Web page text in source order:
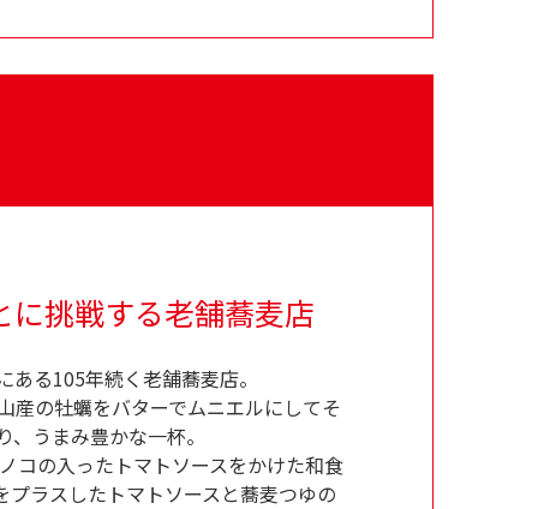
挑戦する老舗蕎麦店
る105年続く老舗蕎麦店。
産の牡蠣をバターでムニエルにしてそ
うまみ豊かな一杯。
コの入ったトマトソースをかけた和食
ラスしたトマトソースと蕎麦つゆの